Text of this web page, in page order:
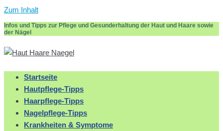
Zum Inhalt
Infos und Tipps zur Pflege und Gesunderhaltung der Haut und Haare sowie
der Nägel
Startseite
Hautpflege-Tipps
Haarpflege-Tipps
Nagelpflege-Tipps
Krankheiten & Symptome